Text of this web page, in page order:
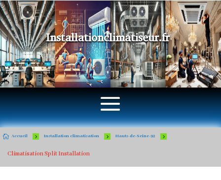
Installationclimatiseur.fr
 Accueil 5 Installation climatisation 5 Hauts-de-Seine-92 5
Climatisation Split Installation